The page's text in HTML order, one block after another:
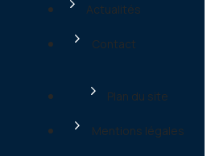
Actualités
Contact
Plan du site
Mentions légales